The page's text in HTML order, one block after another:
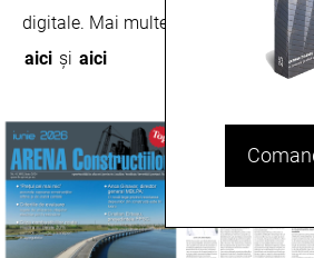
digitale. Mai multe despre această
aici și aici